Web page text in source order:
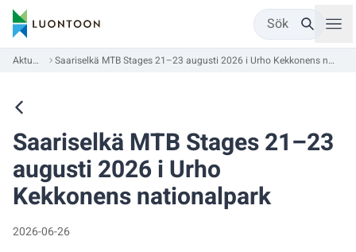
Sök
Aktuellt Saariselkä MTB Stages 21–23 augusti 2026 i Urho Kekkonens nationalpark
Saariselkä MTB Stages 21–23
augusti 2026 i Urho
Kekkonens nationalpark
2026-06-26